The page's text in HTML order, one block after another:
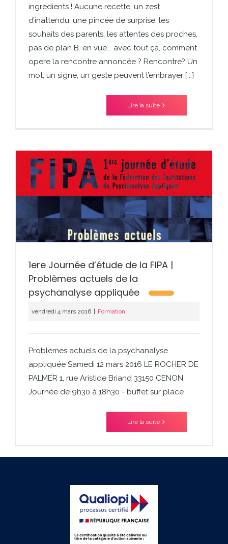
ingrédients ! Aucune recette, un zest
d’inattendu, une pincée de surprise, les
souhaits des parents, les attentes des proches,
pas de plan B. en vue... avec tout ça, comment
opère la rencontre annoncée ? Rencontre? Un
mot, un signe, un geste peuvent l’embrayer [...]
Lire la suite
1ere Journée d’étude de la FIPA |
Problèmes actuels de la
psychanalyse appliquée
vendredi 4 mars 2016 | Formation
Problèmes actuels de la psychanalyse
appliquée Samedi 12 mars 2016 LE ROCHER DE
PALMER 1, rue Aristide Briand 33150 CENON
Journée de 9h30 à 18h30 - buffet sur place
Lire la suite